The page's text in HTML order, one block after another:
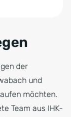
der
und
möchten.
Team aus IHK-